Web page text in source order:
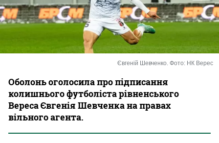
Букмекери
Казино
Євгеній Шевченко. Фото: НК Верес
Оболонь оголосила про підписання
колишнього футболіста рівненського
Вереса Євгенія Шевченка на правах
вільного агента.